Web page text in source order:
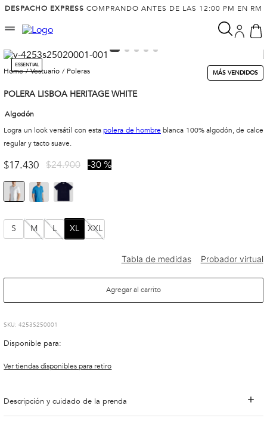
DESPACHO EXPRESS COMPRANDO ANTES DE LAS 12:00 PM EN RM
ESSENTIAL
vestuario poleras MÁS VENDIDOS
POLERA LISBOA HERITAGE WHITE
Algodón
Logra un look versátil con estapolera de hombre blanca 100% algodón, de calce
regular y tacto suave.
$17.430 $24.900 30 %
S M L XL XXL
Agregar al carrito
:4253S250001
Disponible para:
Ver tiendas disponibles para retiro
Descripción y cuidado de la prenda